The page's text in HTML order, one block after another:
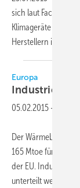
sich laut
Klimageräte in
Herstellern ihre
Europa
05.02.2015 -
Der Wärmebedarf
165 Mtoe für 17
der EU. Industrielle
unterteilt werden: